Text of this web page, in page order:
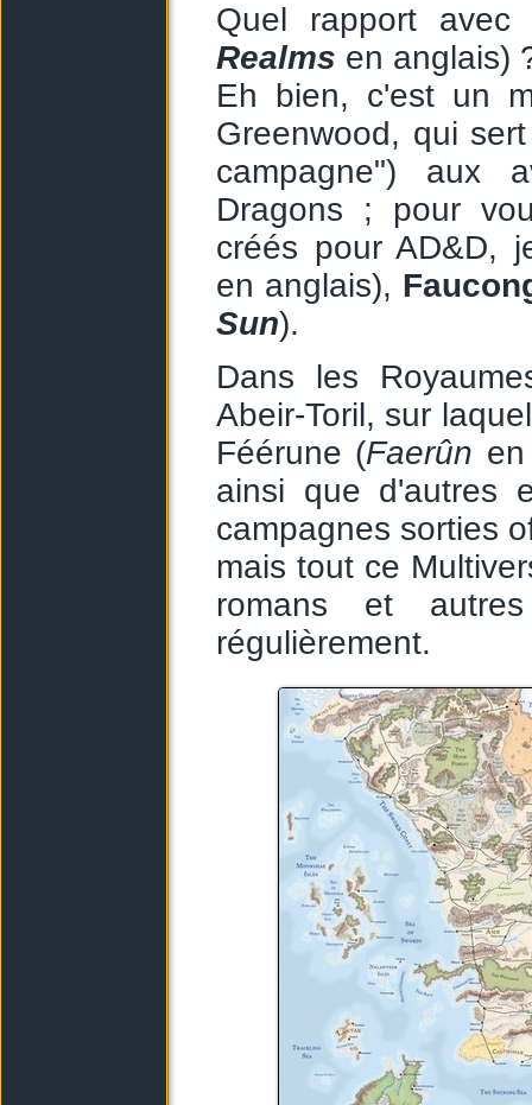
Quel rapport
Realms en anglais)
Eh bien, c'est un
Greenwood, qui
campagne") aux
Dragons ; pour
créés pour AD&D,
en anglais),
Sun).
Dans les
Abeir-Toril, sur
Féérune (Faerûn
ainsi que d'autres
campagnes sorties
mais tout ce
romans et
régulièrement.